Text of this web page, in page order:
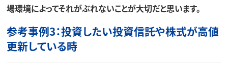
場環境によってそれがぶれないことが大切だと思います。
参考事例3：投資したい投資信託や株式が高値
更新している時